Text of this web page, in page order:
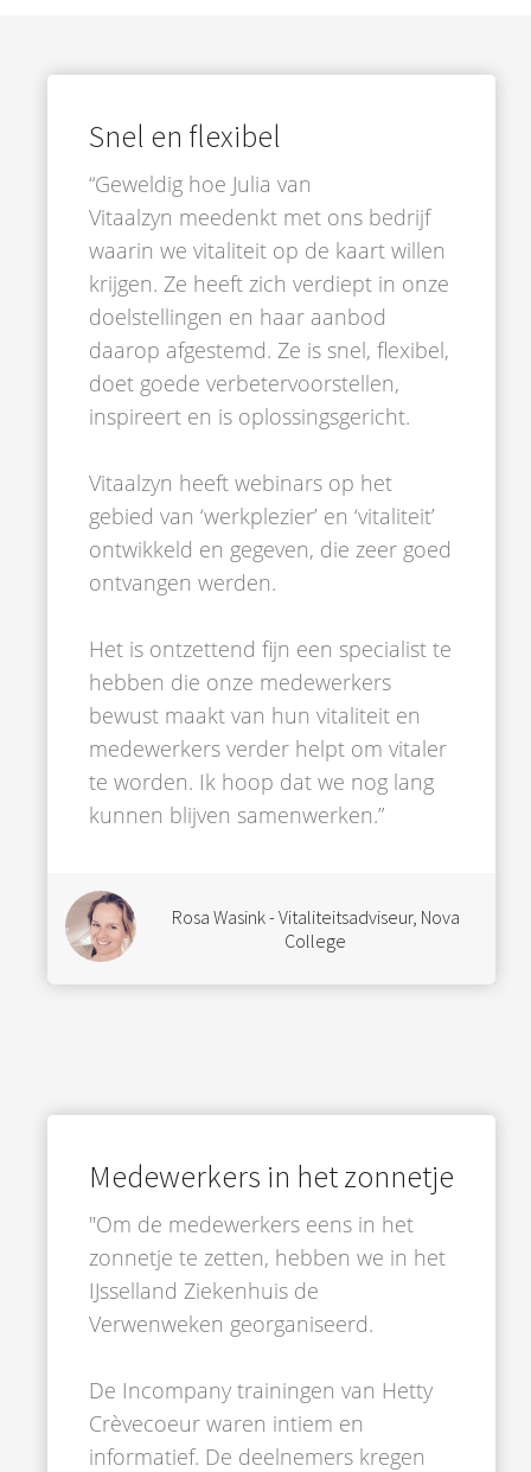
Snel en flexibel
“Geweldig hoe Julia van
Vitaalzyn meedenkt met ons bedrijf
waarin we vitaliteit op de kaart willen
krijgen. Ze heeft zich verdiept in onze
doelstellingen en haar aanbod
daarop afgestemd. Ze is snel, flexibel,
doet goede verbetervoorstellen,
inspireert en is oplossingsgericht.
Vitaalzyn heeft webinars op het
gebied van ‘werkplezier’ en ‘vitaliteit’
ontwikkeld en gegeven, die zeer goed
ontvangen werden.
Het is ontzettend fijn een specialist te
hebben die onze medewerkers
bewust maakt van hun vitaliteit en
medewerkers verder helpt om vitaler
te worden. Ik hoop dat we nog lang
kunnen blijven samenwerken.”
Rosa Wasink - Vitaliteitsadviseur, Nova
College
Medewerkers in het zonnetje
"Om de medewerkers eens in het
zonnetje te zetten, hebben we in het
IJsselland Ziekenhuis de
Verwenweken georganiseerd.
De Incompany trainingen van Hetty
Crèvecoeur waren intiem en
informatief. De deelnemers kregen